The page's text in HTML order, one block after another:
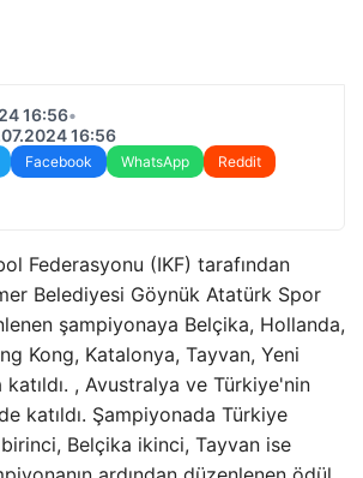
16:56•
16:56
Facebook WhatsApp
Reddit
Federasyonu (IKF) tarafından
Belediyesi Göynük Atatürk Spor
şampiyonaya Belçika, Hollanda,
Kong, Katalonya, Tayvan, Yeni
, Avustralya ve Türkiye'nin
katıldı. Şampiyonada Türkiye
Belçika ikinci, Tayvan ise